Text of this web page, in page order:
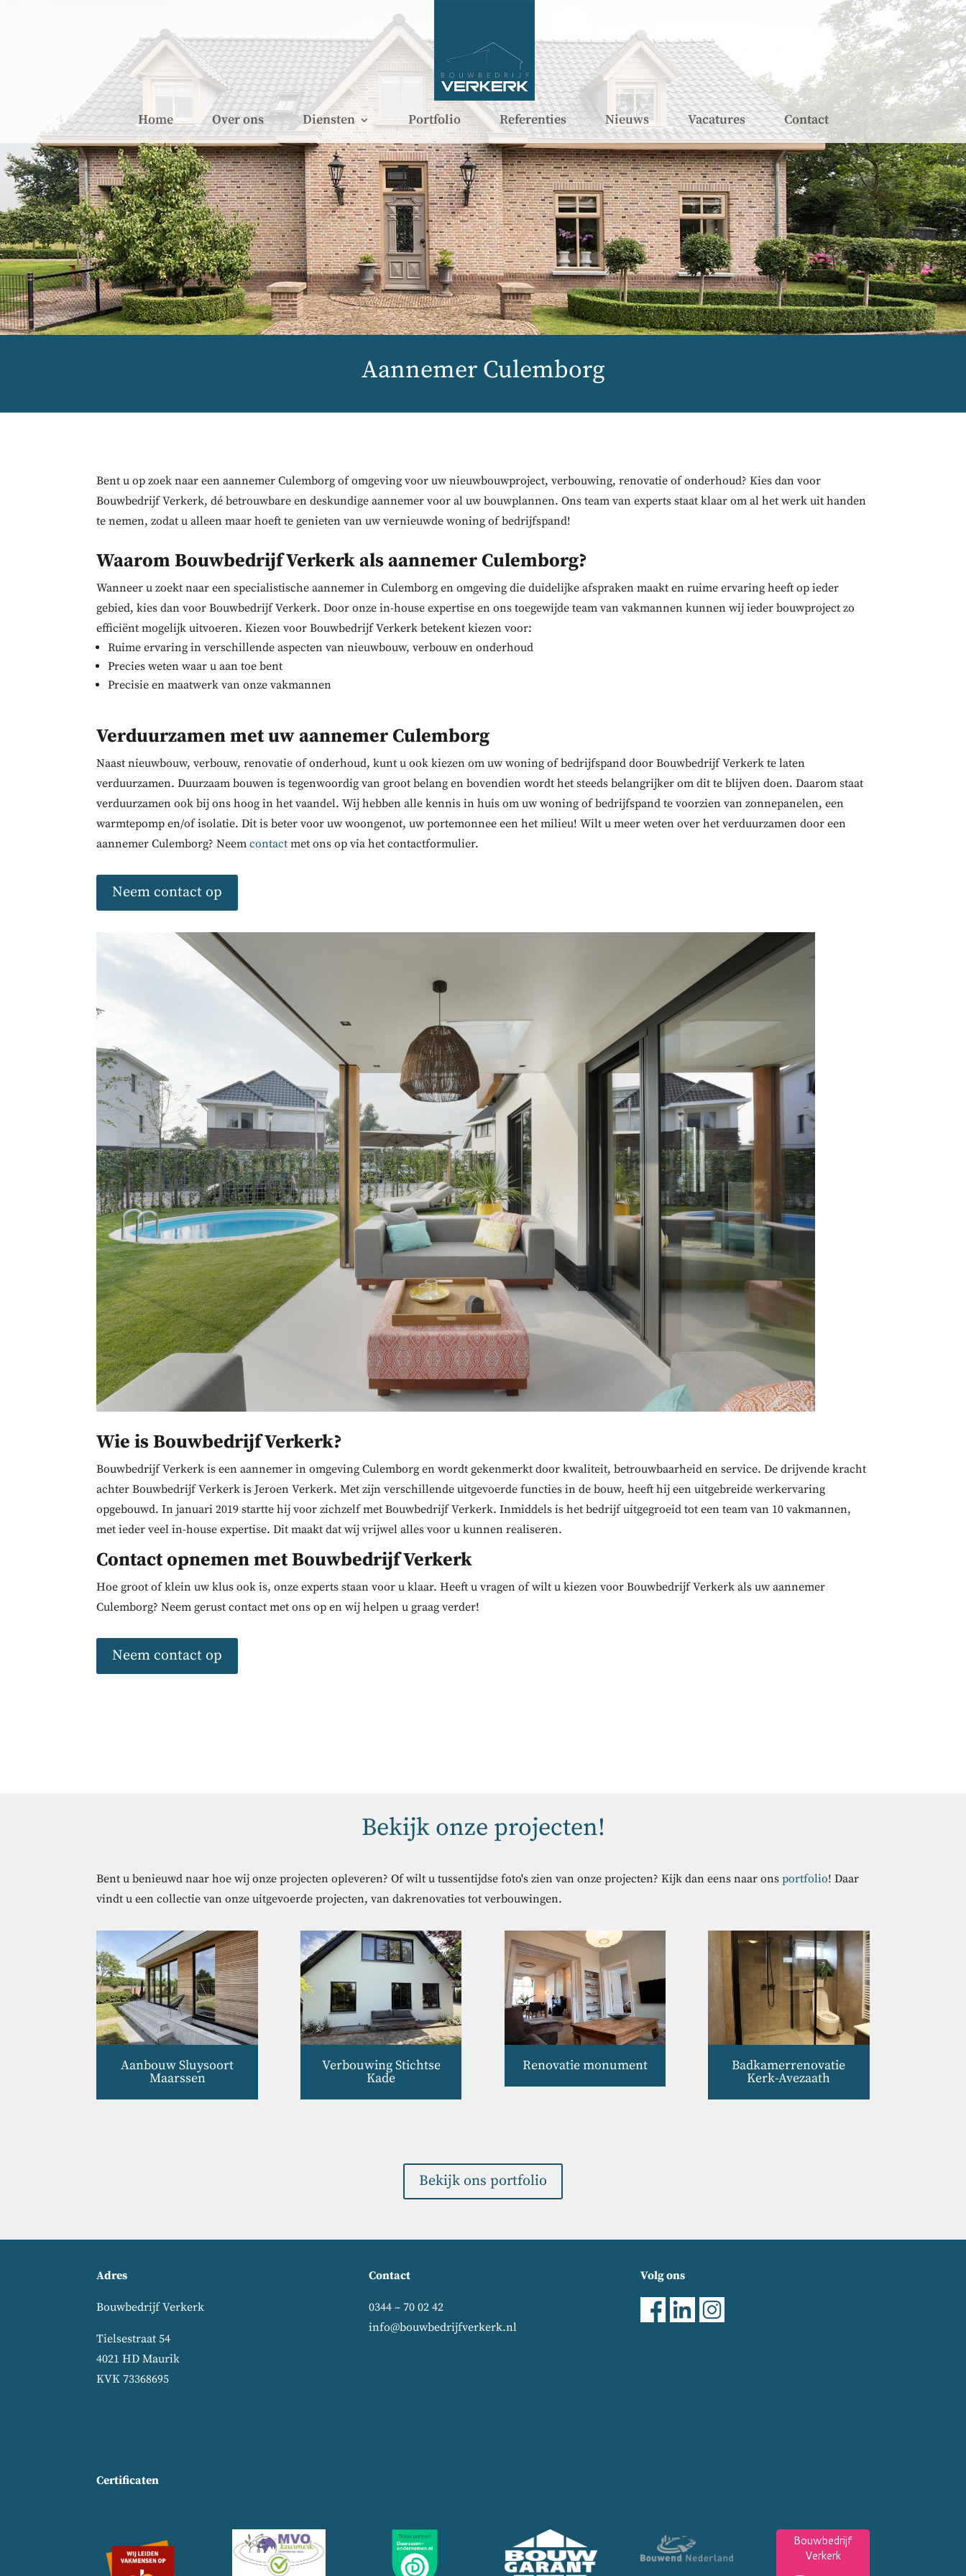
Home Over ons Diensten Portfolio Referenties Nieuws Vacatures Contact
Aannemer Culemborg
Bent u op zoek naar een aannemer Culemborg of omgeving voor uw nieuwbouwproject, verbouwing, renovatie of onderhoud? Kies dan voor
Bouwbedrijf Verkerk, dé betrouwbare en deskundige aannemer voor al uw bouwplannen. Ons team van experts staat klaar om al het werk uit handen
te nemen, zodat u alleen maar hoeft te genieten van uw vernieuwde woning of bedrijfspand!
Waarom Bouwbedrijf Verkerk als aannemer Culemborg?
Wanneer u zoekt naar een specialistische aannemer in Culemborg en omgeving die duidelijke afspraken maakt en ruime ervaring heeft op ieder
gebied, kies dan voor Bouwbedrijf Verkerk. Door onze in-house expertise en ons toegewijde team van vakmannen kunnen wij ieder bouwproject zo
efficiënt mogelijk uitvoeren. Kiezen voor Bouwbedrijf Verkerk betekent kiezen voor:
Ruime ervaring in verschillende aspecten van nieuwbouw, verbouw en onderhoud
Precies weten waar u aan toe bent
Precisie en maatwerk van onze vakmannen
Verduurzamen met uw aannemer Culemborg
Naast nieuwbouw, verbouw, renovatie of onderhoud, kunt u ook kiezen om uw woning of bedrijfspand door Bouwbedrijf Verkerk te laten
verduurzamen. Duurzaam bouwen is tegenwoordig van groot belang en bovendien wordt het steeds belangrijker om dit te blijven doen. Daarom staat
verduurzamen ook bij ons hoog in het vaandel. Wij hebben alle kennis in huis om uw woning of bedrijfspand te voorzien van zonnepanelen, een
warmtepomp en/of isolatie. Dit is beter voor uw woongenot, uw portemonnee een het milieu! Wilt u meer weten over het verduurzamen door een
aannemer Culemborg? Neemcontact met ons op via het contactformulier.
Neem contact op
Wie is Bouwbedrijf Verkerk?
Bouwbedrijf Verkerk is een aannemer in omgeving Culemborg en wordt gekenmerkt door kwaliteit, betrouwbaarheid en service. De drijvende kracht
achter Bouwbedrijf Verkerk is Jeroen Verkerk. Met zijn verschillende uitgevoerde functies in de bouw, heeft hij een uitgebreide werkervaring
opgebouwd. In januari 2019 startte hij voor zichzelf met Bouwbedrijf Verkerk. Inmiddels is het bedrijf uitgegroeid tot een team van 10 vakmannen,
met ieder veel in-house expertise. Dit maakt dat wij vrijwel alles voor u kunnen realiseren.
Contact opnemen met Bouwbedrijf Verkerk
Hoe groot of klein uw klus ook is, onze experts staan voor u klaar. Heeft u vragen of wilt u kiezen voor Bouwbedrijf Verkerk als uw aannemer
Culemborg? Neem gerust contact met ons op en wij helpen u graag verder!
Neem contact op
Bekijk onze projecten!
Bent u benieuwd naar hoe wij onze projecten opleveren? Of wilt u tussentijdse foto's zien van onze projecten? Kijk dan eens naar onsportfolio! Daar
vindt u een collectie van onze uitgevoerde projecten, van dakrenovaties tot verbouwingen.
Aanbouw Sluysoort
Maarssen
Verbouwing Stichtse
Kade
Renovatie monument Badkamerrenovatie
Kerk-Avezaath
Bekijk ons portfolio
Adres
Bouwbedrijf Verkerk
Tielsestraat 54
4021 HD Maurik
KVK 73368695
Contact
0344 – 70 02 42
info@bouwbedrijfverkerk.nl
Volg ons
Certificaten